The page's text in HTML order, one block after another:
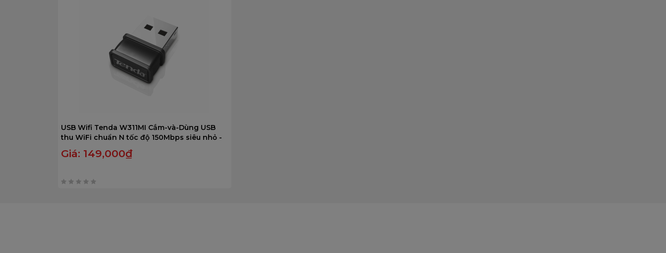
USB Wifi Tenda W311MI Cắm-và-Dùng USB
thu WiFi chuẩn N tốc độ 150Mbps siêu nhỏ -
Giá: 149,000₫